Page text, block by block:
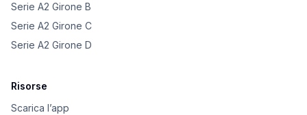
Serie A2 Girone B
Serie A2 Girone C
Serie A2 Girone D
Risorse
Scarica l’app